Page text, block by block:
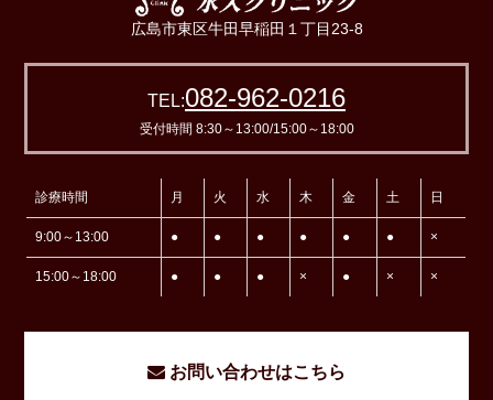
広島市東区牛田早稲田１丁目23-8
TEL:082-962-0216
受付時間 8:30～13:00/15:00～18:00
診療時間 月 火 水 木 金 土 日
9:00～13:00 ● ● ● ● ● ● ×
15:00～18:00 ● ● ● × ● × ×
お問い合わせはこちら